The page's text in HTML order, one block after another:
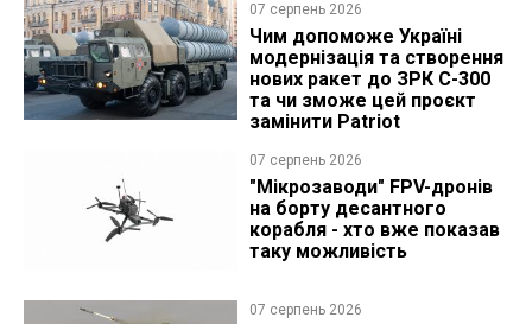
07 серпень 2026
Чим допоможе Україні
модернізація та створення
нових ракет до ЗРК С-300
та чи зможе цей проєкт
замінити Patriot
07 серпень 2026
"Мікрозаводи" FPV-дронів
на борту десантного
корабля - хто вже показав
таку можливість
07 серпень 2026